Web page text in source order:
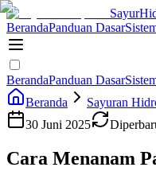
Sayur
BerandaPanduan Dasar
BerandaPanduan Dasar
Beranda
Sayuran
30 Juni 2025
Cara Menanam